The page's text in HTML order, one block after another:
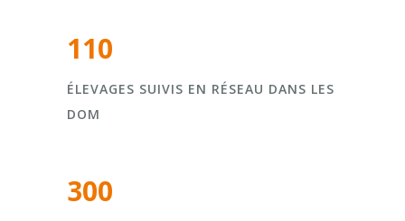
110
ÉLEVAGES SUIVIS EN RÉSEAU DANS LES
DOM
300